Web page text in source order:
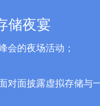
储夜宴
会的夜场活动；
对面披露虚拟存储与